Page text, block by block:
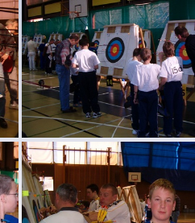
HPIM1026
HPIM1021